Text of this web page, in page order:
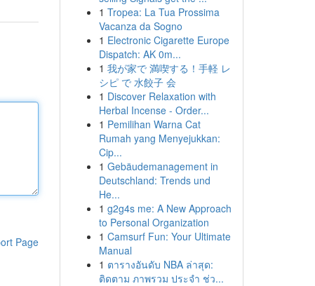
Page
1 Tropea: La Tua Prossima
Vacanza da Sogno
1 Electronic Cigarette Europe
Dispatch: AK 0m...
1 我が家で 満喫する！手軽 レ
シピ で 水餃子 会
1 Discover Relaxation with
Herbal Incense - Order...
1 Pemilihan Warna Cat
Rumah yang Menyejukkan:
Cip...
1 Gebäudemanagement in
Deutschland: Trends und
He...
1 g2g4s me: A New Approach
to Personal Organization
1 Camsurf Fun: Your Ultimate
Manual
1 ตารางอันดับ NBA ล่าสุด:
ติดตาม ภาพรวม ประจำ ช่ว...